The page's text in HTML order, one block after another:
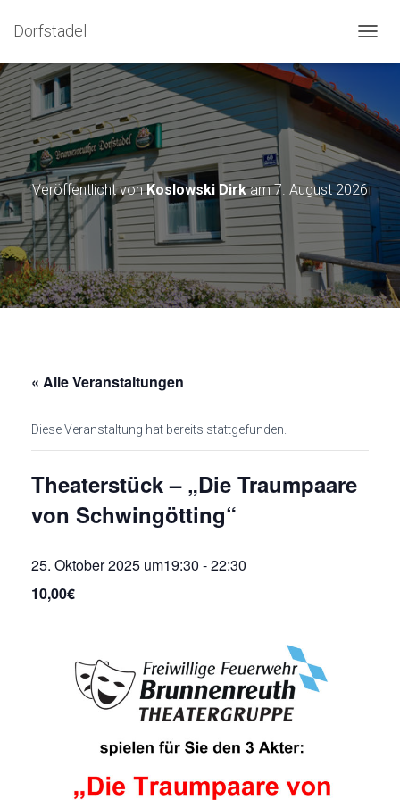
Dorfstadel
Veröffentlicht vonKoslowski Dirkam7. August 2026
« Alle Veranstaltungen
Diese Veranstaltung hat bereits stattgefunden.
Theaterstück – „Die Traumpaare
von Schwingötting“
25. Oktober 2025 um19:30 -22:30
10,00€